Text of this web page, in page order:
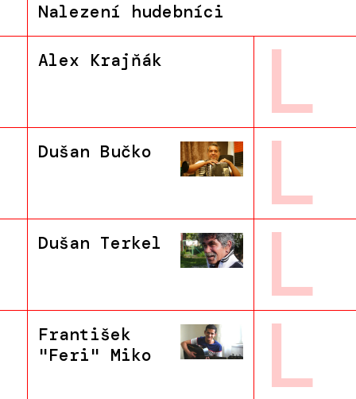
Nalezení hudebníci
Alex Krajňák L
Dušan Bučko L
Dušan Terkel L
František
"Feri" Miko
L